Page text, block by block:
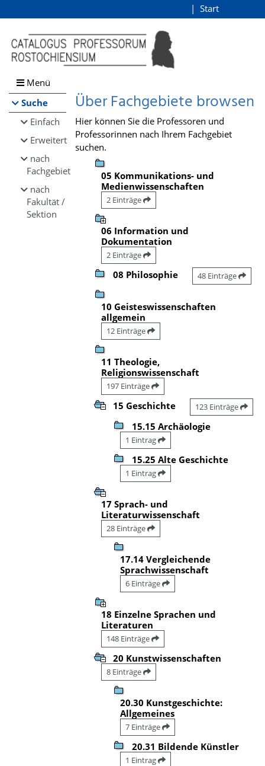
Browsen
direkt zum Inhalt
Start
Menü
Suche
Einfach
Erweitert
nach
Fachgebiet
nach
Fakultät /
Sektion
Über Fachgebiete browsen
Hier können Sie die Professoren und
Professorinnen nach Ihrem Fachgebiet
suchen.
05 Kommunikations- und
Medienwissenschaften
2 Einträge
06 Information und
Dokumentation
2 Einträge
08 Philosophie 48 Einträge
10 Geisteswissenschaften
allgemein
12 Einträge
11 Theologie,
Religionswissenschaft
197 Einträge
15 Geschichte 123 Einträge
15.15 Archäologie
1 Eintrag
15.25 Alte Geschichte
1 Eintrag
17 Sprach- und
Literaturwissenschaft
28 Einträge
17.14 Vergleichende
Sprachwissenschaft
6 Einträge
18 Einzelne Sprachen und
Literaturen
148 Einträge
20 Kunstwissenschaften
8 Einträge
20.30 Kunstgeschichte:
Allgemeines
7 Einträge
20.31 Bildende Künstler
1 Eintrag